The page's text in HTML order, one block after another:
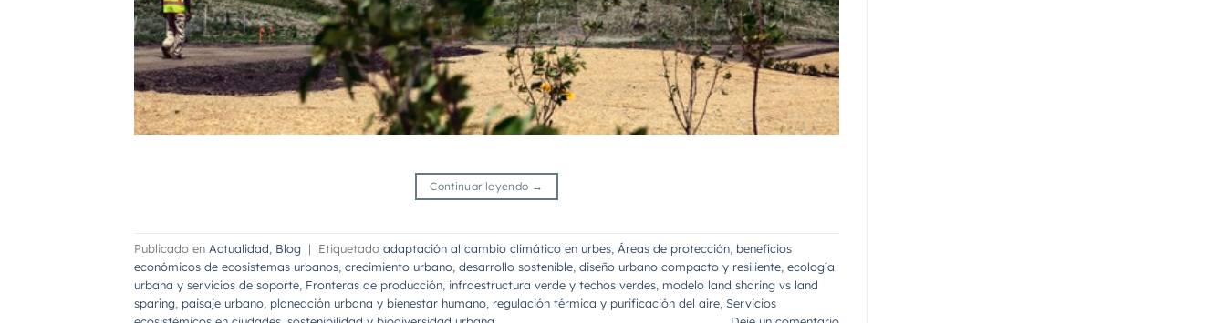
Continuar leyendo →
Publicado en Actualidad, Blog | Etiquetado adaptación al cambio climático en urbes, Áreas de protección, beneficios
económicos de ecosistemas urbanos, crecimiento urbano, desarrollo sostenible, diseño urbano compacto y resiliente, ecología
urbana y servicios de soporte, Fronteras de producción, infraestructura verde y techos verdes, modelo land sharing vs land
sparing, paisaje urbano, planeación urbana y bienestar humano, regulación térmica y purificación del aire, Servicios